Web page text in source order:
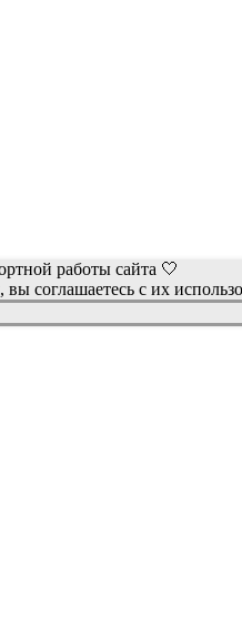
работы сайта 🤍
соглашаетесь с их